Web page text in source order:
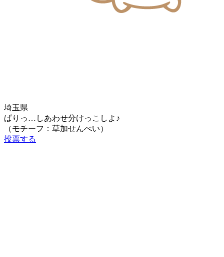
埼玉県
ぱりっ…しあわせ分けっこしよ♪
（モチーフ：草加せんべい）
投票する